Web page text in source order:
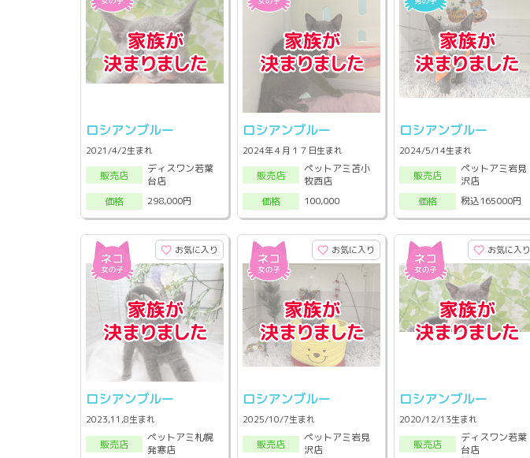
ロシアンブルー
2021/4/2生まれ
販売店
ディスワン若葉
台店
価格
298,000円
ロシアンブルー
2024年４月１７日生まれ
販売店
ペットアミ苫小
牧西店
価格
100,000
ロシアンブルー
2024/5/14生まれ
販売店
ペットアミ岩見
沢店
価格
税込165000円
お気に入り
ロシアンブルー
2023,11,8生まれ
販売店
ペットアミ札幌
発寒店
お気に入り
ロシアンブルー
2025/10/7生まれ
販売店
ペットアミ岩見
沢店
お気に入り
ロシアンブルー
2020/12/13生まれ
販売店
ディスワン若葉
台店